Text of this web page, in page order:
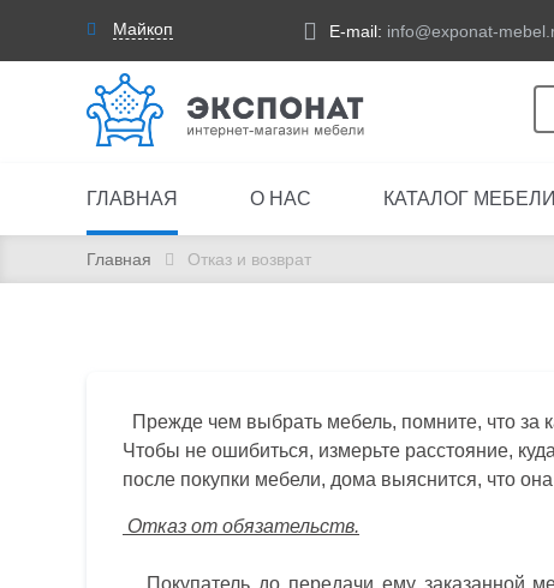
Майкоп E-mail: info@exponat-
ГЛАВНАЯ О НАС КАТАЛОГ МЕБЕЛИ
Главная Отказ и возврат
Прежде чем выбрать мебель, помните, что за
Чтобы не ошибиться, измерьте расстояние,
после покупки мебели, дома выяснится, что
Отказ от обязательств.